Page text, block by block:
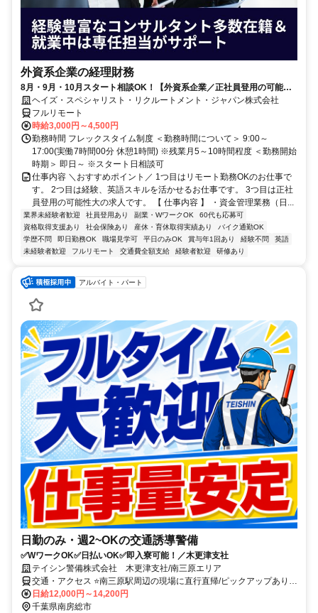
外資系企業の経理財務
8月・9月・10月スタート相談OK！【外資系企業／正社員登用の可能性
大／700万～800万／リモート勤務OK】経理財務
ヘイズ・スペシャリスト・リクルートメント・ジャパン株式会社
フルリモート
時給3,000円～4,500円
勤務時間 フレックスタイム制度 ＜勤務時間について＞ 9:00～
17:00(実働7時間00分 休憩1時間) ※残業月5～10時間程度 ＜勤務開始
時期＞ 即日～ ※スタート日相談可
仕事内容 ＼おすすめポイント／ 1つ目はリモート勤務OKのお仕事で
す。 2つ目は経験、英語スキルを活かせるお仕事です。 3つ目は正社
員登用の可能性大の求人です。 【 仕事内容 】 ・資金管理業務（日...
業界未経験者歓迎 社員登用あり 副業・WワークOK
60代も応募可
資格取得支援あり
社会保険あり 産休・育休取得実績あり
バイク通勤OK
学歴不問
即日勤務OK 職場見学可 平日のみOK 賞与年1回あり 経験不問
英語
未経験者歓迎
フルリモート 交通費全額支給 経験者歓迎 研修あり
アルバイト・パート
日勤のみ・週2~OKの交通誘導警備
✅WワークOK✅日払いOK✅即入寮可能！／木更津支社
テイシン警備株式会社 木更津支社/南三原エリア
交通・アクセス ⭐南三原駅周辺の現場に直行直帰/ピックアップあり！
移動の心配は不要です♪
日給12,000円～14,200円
千葉県南房総市